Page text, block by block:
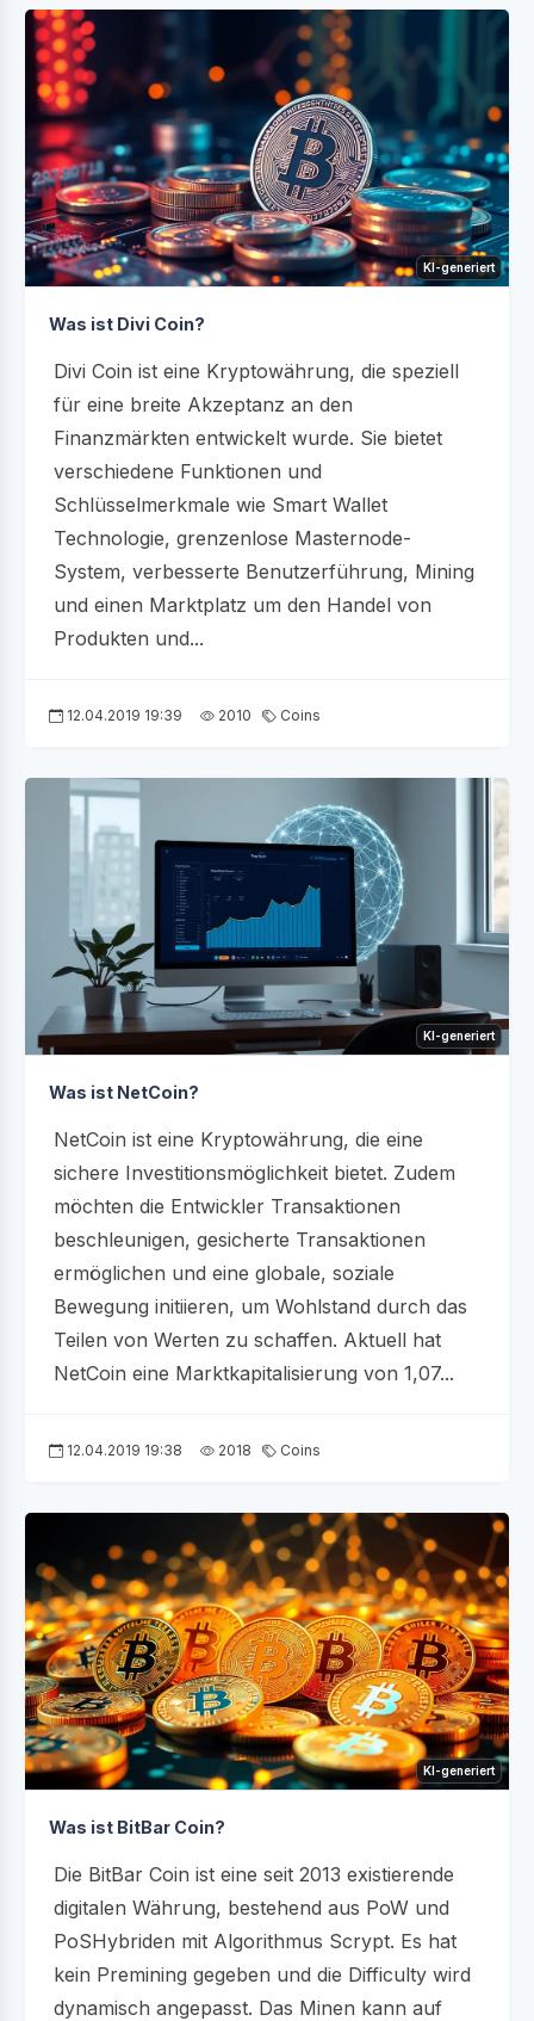
KI-generiert
Was ist Divi Coin?
Divi Coin ist eine Kryptowährung, die speziell
für eine breite Akzeptanz an den
Finanzmärkten entwickelt wurde. Sie bietet
verschiedene Funktionen und
Schlüsselmerkmale wie Smart Wallet
Technologie, grenzenlose Masternode-
System, verbesserte Benutzerführung, Mining
und einen Marktplatz um den Handel von
Produkten und...
12.04.2019 19:39 2010 Coins
KI-generiert
Was ist NetCoin?
NetCoin ist eine Kryptowährung, die eine
sichere Investitionsmöglichkeit bietet. Zudem
möchten die Entwickler Transaktionen
beschleunigen, gesicherte Transaktionen
ermöglichen und eine globale, soziale
Bewegung initiieren, um Wohlstand durch das
Teilen von Werten zu schaffen. Aktuell hat
NetCoin eine Marktkapitalisierung von 1,07...
12.04.2019 19:38 2018 Coins
KI-generiert
Was ist BitBar Coin?
Die BitBar Coin ist eine seit 2013 existierende
digitalen Währung, bestehend aus PoW und
PoSHybriden mit Algorithmus Scrypt. Es hat
kein Premining gegeben und die Difficulty wird
dynamisch angepasst. Das Minen kann auf